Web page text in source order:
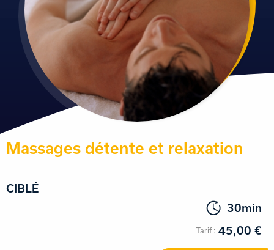
Massages détente et relaxation
CIBLÉ
30min
45,00 €